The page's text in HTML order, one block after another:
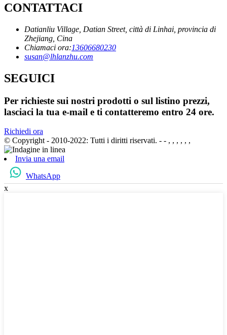
CONTATTACI
Datianliu Village, Datian Street, città di Linhai, provincia di
Zhejiang, Cina
Chiamaci ora:13606680230
susan@lhlanzhu.com
SEGUICI
Per richieste sui nostri prodotti o sul listino prezzi,
lasciaci la tua e-mail e ti contatteremo entro 24 ore.
Richiedi ora
© Copyright - 2010-2022: Tutti i diritti riservati. - - , , , , , ,
Invia una email
WhatsApp
x